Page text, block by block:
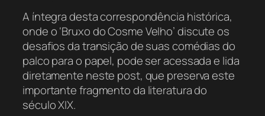
A íntegra desta correspondência histórica,
onde o ‘Bruxo do Cosme Velho’ discute os
desafios da transição de suas comédias do
palco para o papel, pode ser acessada e lida
diretamente neste post, que preserva este
importante fragmento da literatura do
século XIX.